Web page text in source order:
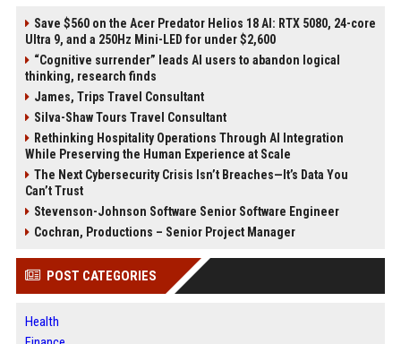
Save $560 on the Acer Predator Helios 18 AI: RTX 5080, 24-core
Ultra 9, and a 250Hz Mini-LED for under $2,600
“Cognitive surrender” leads AI users to abandon logical
thinking, research finds
James, Trips Travel Consultant
Silva-Shaw Tours Travel Consultant
Rethinking Hospitality Operations Through AI Integration
While Preserving the Human Experience at Scale
The Next Cybersecurity Crisis Isn’t Breaches—It’s Data You
Can’t Trust
Stevenson-Johnson Software Senior Software Engineer
Cochran, Productions – Senior Project Manager
POST CATEGORIES
Health